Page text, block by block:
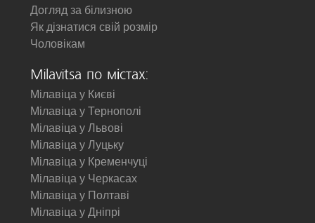
Догляд за білизною
Як дізнатися свій розмір
Чоловікам
Milavitsa по містах:
Мілавіца у Києві
Мілавіца у Тернополі
Мілавіца у Львові
Мілавіца у Луцьку
Мілавіца у Кременчуці
Мілавіца у Черкасах
Мілавіца у Полтаві
Мілавіца у Дніпрі